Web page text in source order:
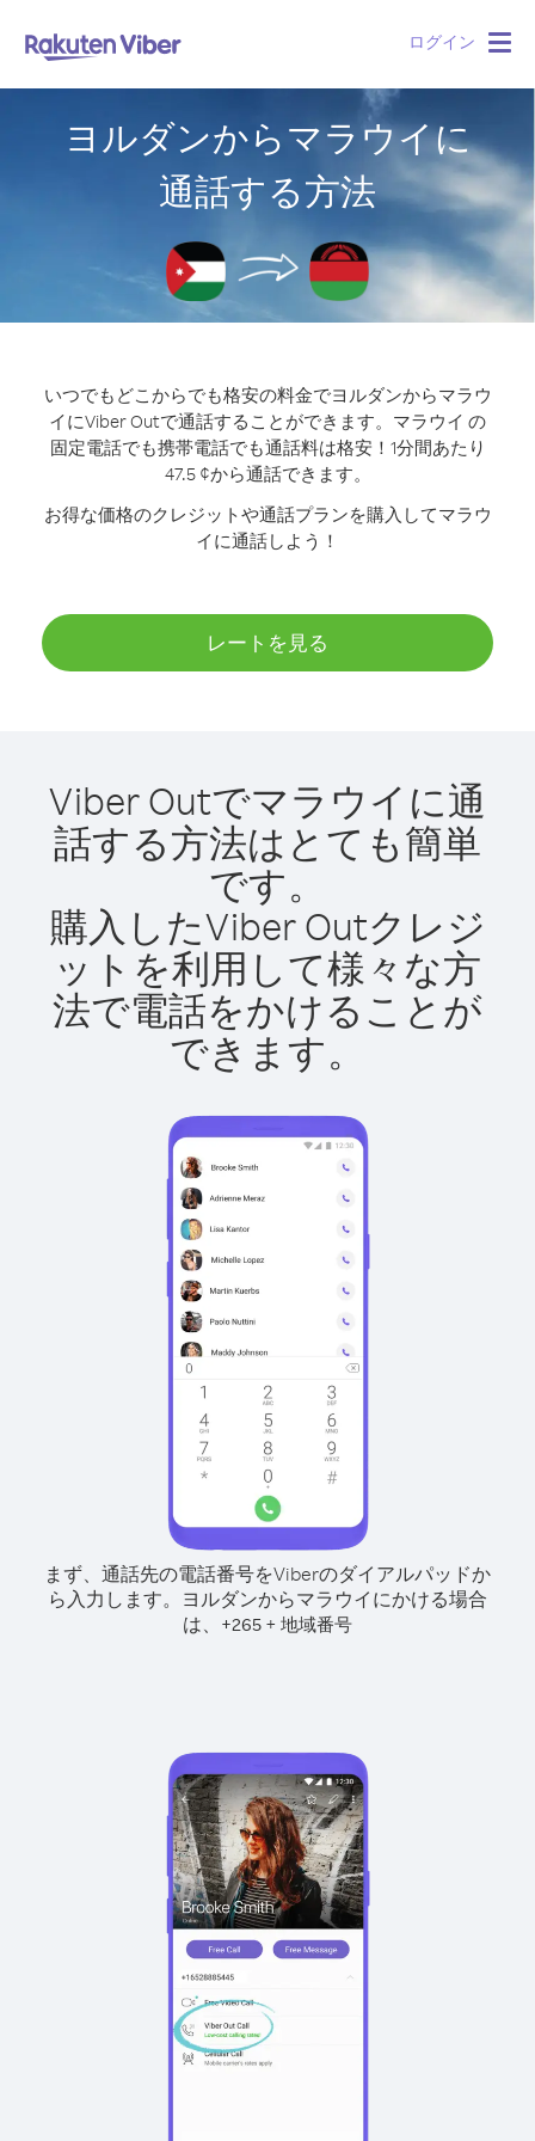
ログイン
ヨルダンからマラウイに
通話する方法
いつでもどこからでも格安の料金でヨルダンからマラウ
イにViber Outで通話することができます。 マラウイ の
固定電話でも携帯電話でも通話料は格安！1分間あたり
47.5 ¢から通話できます。
お得な価格のクレジットや通話プランを購入してマラウ
イに通話しよう！
レートを見る
Viber Outでマラウイに通
話する方法はとても簡単
です。
購入したViber Outクレジ
ットを利用して様々な方
法で電話をかけることが
できます。
まず、通話先の電話番号をViberのダイアルパッドか
ら入力します。 ヨルダンからマラウイにかける場合
は、 +265 + 地域番号